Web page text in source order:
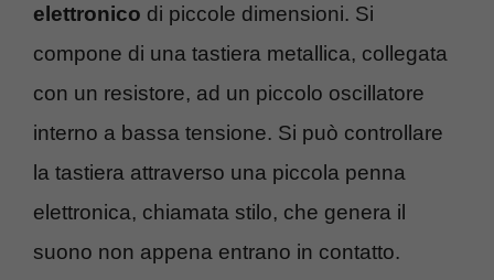
elettronico di piccole dimensioni. Si
compone di una tastiera metallica, collegata
con un resistore, ad un piccolo oscillatore
interno a bassa tensione. Si può controllare
la tastiera attraverso una piccola penna
elettronica, chiamata stilo, che genera il
suono non appena entrano in contatto.